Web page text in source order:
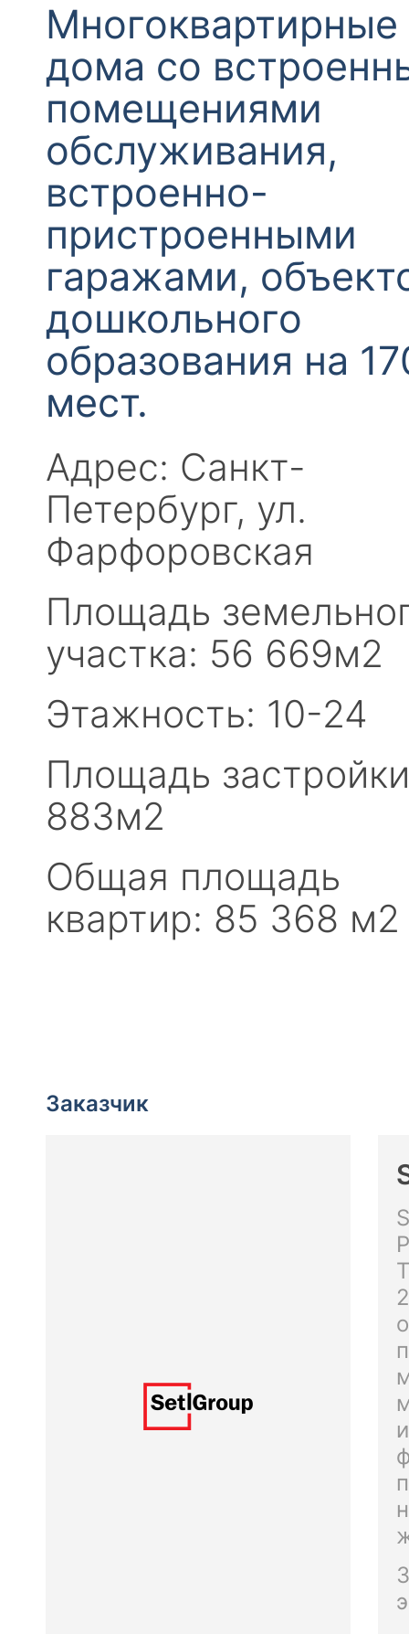
Многоквартирные
дома со
помещениями
обслуживания,
встроенно-
пристроенными
гаражами,
дошкольного
образования на
мест.
Адрес: Санкт-
Петербург, ул.
Фарфоровская
Площадь
участка: 56 669м2
Этажность: 10-24
Площадь
883м2
Общая площадь
квартир: 85 368 м2
Заказчик